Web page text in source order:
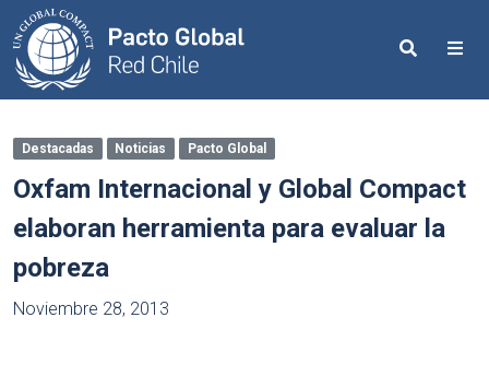
Search
Destacadas Noticias Pacto Global
Oxfam Internacional y Global Compact
elaboran herramienta para evaluar la
pobreza
Noviembre 28, 2013